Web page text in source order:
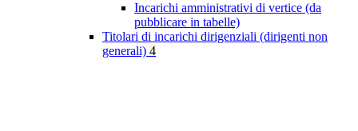
Incarichi amministrativi di vertice (da
pubblicare in tabelle)
Titolari di incarichi dirigenziali (dirigenti non
generali) 4